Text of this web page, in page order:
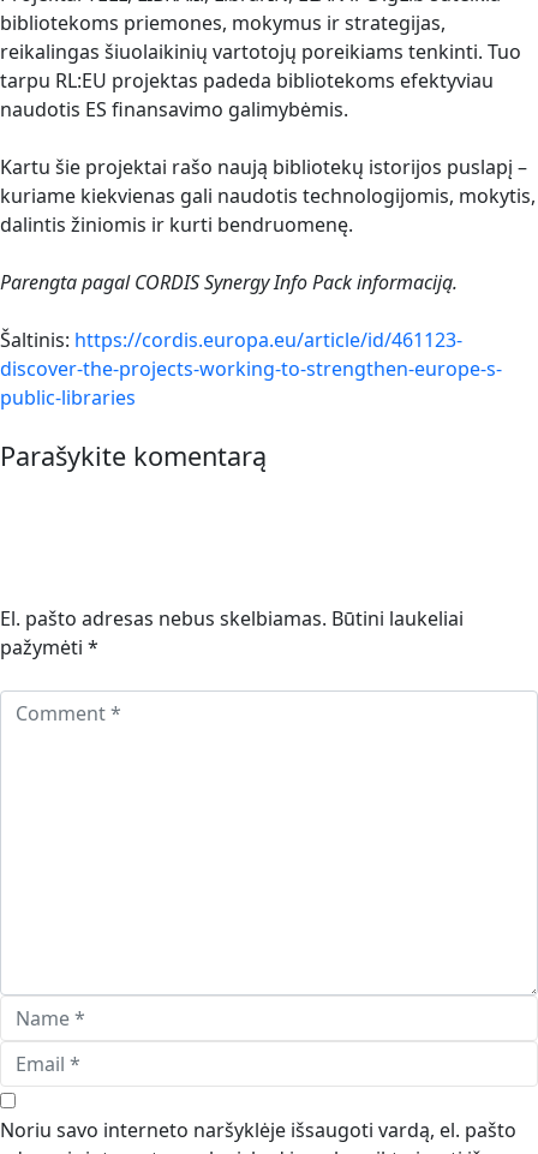
bibliotekoms priemones, mokymus ir strategijas,
reikalingas šiuolaikinių vartotojų poreikiams tenkinti. Tuo
tarpu RL:EU projektas padeda bibliotekoms efektyviau
naudotis ES finansavimo galimybėmis.
Kartu šie projektai rašo naują bibliotekų istorijos puslapį –
kuriame kiekvienas gali naudotis technologijomis, mokytis,
dalintis žiniomis ir kurti bendruomenę.
Parengta pagal CORDIS Synergy Info Pack informaciją.
Šaltinis: https://cordis.europa.eu/article/id/461123-
discover-the-projects-working-to-strengthen-europe-s-
public-libraries
Parašykite komentarą
El. pašto adresas nebus skelbiamas. Būtini laukeliai
pažymėti *
Noriu savo interneto naršyklėje išsaugoti vardą, el. pašto